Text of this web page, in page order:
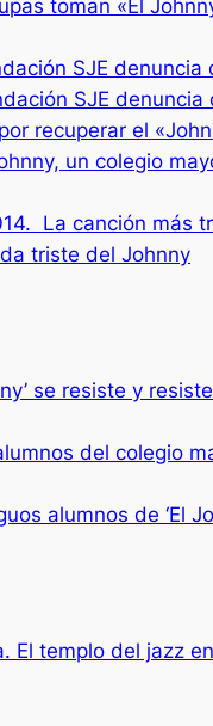
toman «El
SJE
SJE
recuperar el
un colegio
La canción más
triste del Johnny
se resiste y resiste
del colegio
alumnos de ‘El
El templo del jazz